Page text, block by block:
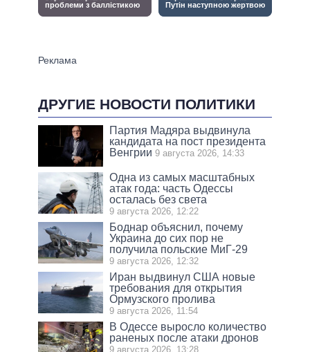
ДРУГИЕ НОВОСТИ ПОЛИТИКИ
Партия Мадяра выдвинула
кандидата на пост президента
Венгрии 9 августа 2026, 14:33
Одна из самых масштабных
атак года: часть Одессы
осталась без света
9 августа 2026, 12:22
Боднар объяснил, почему
Украина до сих пор не
получила польские МиГ-29
9 августа 2026, 12:32
Иран выдвинул США новые
требования для открытия
Ормузского пролива
9 августа 2026, 11:54
В Одессе выросло количество
раненых после атаки дронов
9 августа 2026, 13:28